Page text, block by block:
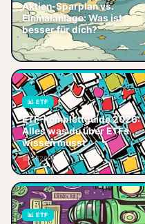
Aktien-Sparplan vs.
Einmalanlage: Was ist
besser für dich?
📅 2026-06-05
📊 ETF
ETF-Komplettguide 2026:
Alles was du über ETFs
wissen musst
📅 2026-06-19
📊 ETF